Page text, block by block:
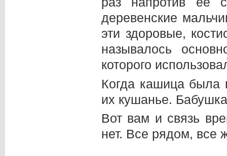
деревенские
эти здоровые,
называлось
которого
Когда кашица была
их кушанье.
Вот вам и связь
нет. Все рядом, все